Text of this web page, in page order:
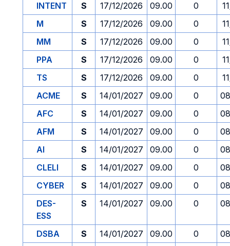
INTENT
S 17/12/2026 09.00 0
M
S 17/12/2026 09.00 0
MM
S 17/12/2026 09.00 0
PPA
S 17/12/2026 09.00 0
TS
S 17/12/2026 09.00 0
ACME
S 14/01/2027 09.00 0
AFC
S 14/01/2027 09.00 0
AFM
S 14/01/2027 09.00 0
AI
S 14/01/2027 09.00 0
CLELI
S 14/01/2027 09.00 0
CYBER
S 14/01/2027 09.00 0
DES-
ESS
S 14/01/2027 09.00 0
DSBA S 14/01/2027 09.00 0